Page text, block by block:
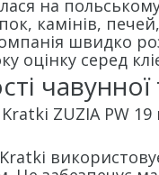
на
камінів,
швидко
оцінку серед
ZUZIA PW
використовує